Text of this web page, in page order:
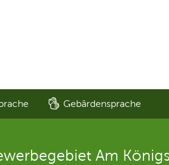
Gebärdensprache
Am